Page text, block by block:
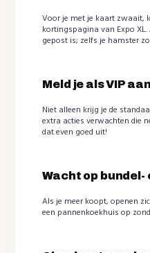
Voor je met je kaart zwaait,
kortingspagina van Expo
gepost is; zelfs je hamster
Meld je als VIP
Niet alleen krijg je de
extra acties verwachten die
dat even goed uit!
Wacht op
Als je meer koopt, openen
een pannenkoekhuis op